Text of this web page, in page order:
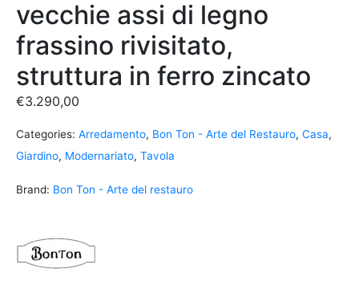
vecchie assi di legno
frassino rivisitato,
struttura in ferro zincato
€3.290,00
Categories: Arredamento, Bon Ton - Arte del Restauro, Casa,
Giardino, Modernariato, Tavola
Brand: Bon Ton - Arte del restauro